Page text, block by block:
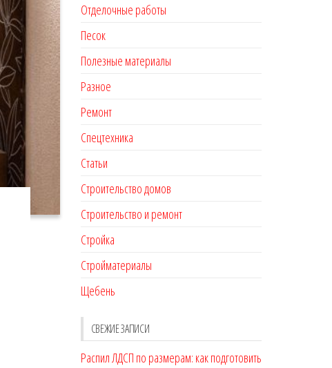
Отделочные работы
Песок
Полезные материалы
Разное
Ремонт
Спецтехника
Статьи
Строительство домов
Строительство и ремонт
Стройка
Стройматериалы
Щебень
СВЕЖИЕ ЗАПИСИ
Распил ЛДСП по размерам: как подготовить